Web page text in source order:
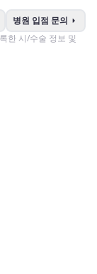
병원 입점 문의 arrow_right
한 시/수술 정보 및